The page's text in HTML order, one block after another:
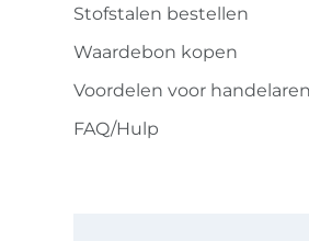
Stofstalen bestellen
Waardebon kopen
Voordelen voor handelaren
FAQ/Hulp